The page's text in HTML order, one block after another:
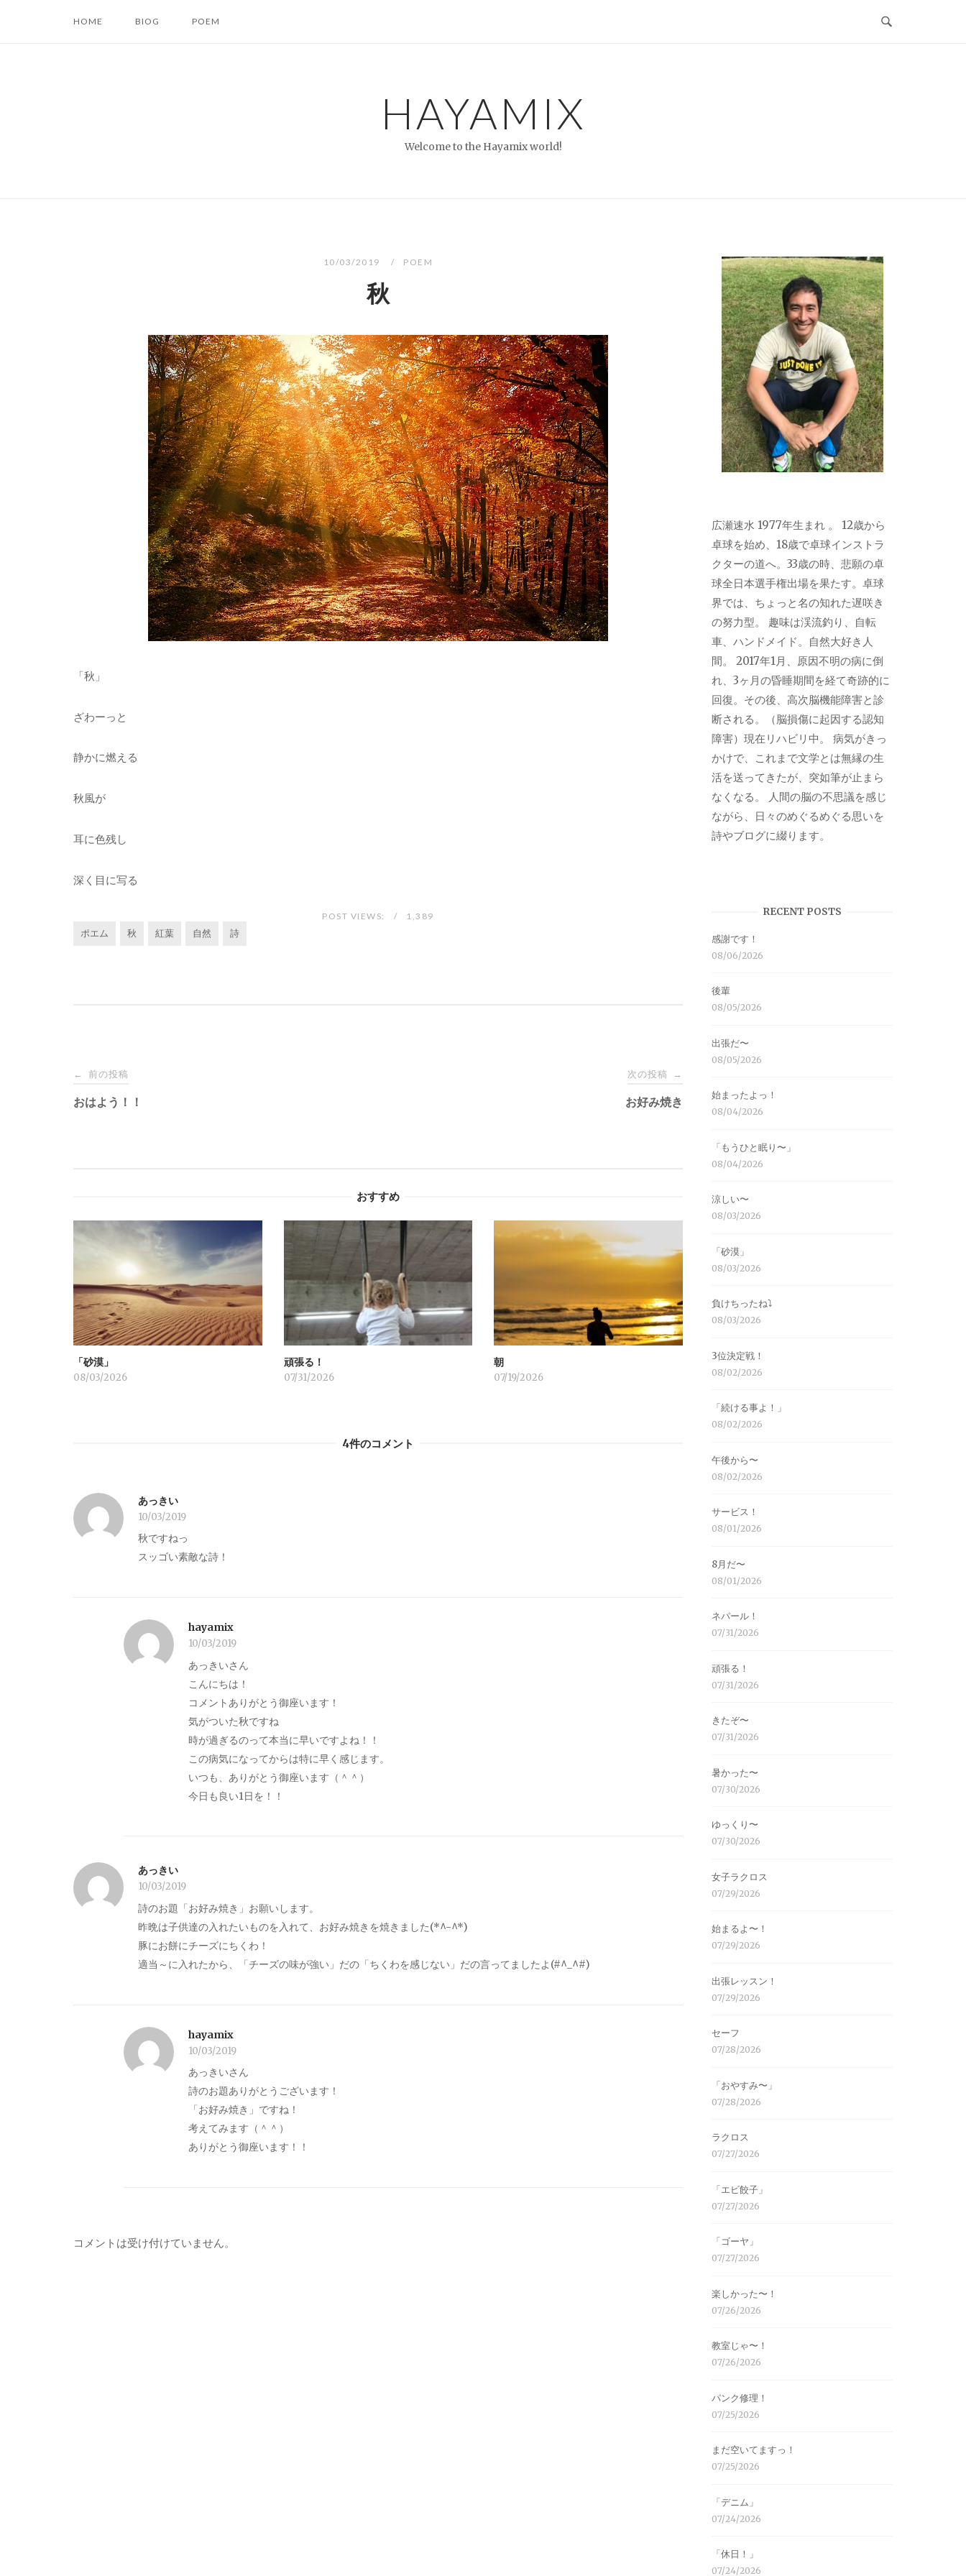
HOME BIOG POEM
HAYAMIX
Welcome to the Hayamix world!
10/03/2019 POEM
秋
「秋」
ざわーっと
静かに燃える
秋風が
耳に色残し
深く目に写る
POST VIEWS: 1,389
ポエム 秋 紅葉 自然 詩
投
稿
ゲ
ー
シ
ョ
ン
← 前の投稿
おはよう！！
次の投稿 →
お好み焼き
おすすめ
「砂漠」
08/03/2026
頑張る！
07/31/2026
朝
07/19/2026
4件のコメント
あっきい
10/03/2019
秋ですねっ
スッゴい素敵な詩！
hayamix
10/03/2019
あっきいさん
こんにちは！
コメントありがとう御座います！
気がついた秋ですね
時が過ぎるのって本当に早いですよね！！
この病気になってからは特に早く感じます。
いつも、ありがとう御座います（＾＾）
今日も良い1日を！！
あっきい
10/03/2019
詩のお題「お好み焼き」お願いします。
昨晩は子供達の入れたいものを入れて、お好み焼きを焼きました(*^-^*)
豚にお餅にチーズにちくわ！
適当～に入れたから、「チーズの味が強い」だの「ちくわを感じない」だの言ってましたよ(#^_^#)
hayamix
10/03/2019
あっきいさん
詩のお題ありがとうございます！
「お好み焼き」ですね！
考えてみます（＾＾）
ありがとう御座います！！
コメントは受け付けていません。
広瀬速水 1977年生まれ 。 12歳から
卓球を始め、18歳で卓球インストラ
クターの道へ。33歳の時、悲願の卓
球全日本選手権出場を果たす。卓球
界では、ちょっと名の知れた遅咲き
の努力型。 趣味は渓流釣り、自転
車、ハンドメイド。自然大好き人
間。 2017年1月、原因不明の病に倒
れ、3ヶ月の昏睡期間を経て奇跡的に
回復。その後、高次脳機能障害と診
断される。（脳損傷に起因する認知
障害）現在リハビリ中。 病気がきっ
かけで、これまで文学とは無縁の生
活を送ってきたが、突如筆が止まら
なくなる。 人間の脳の不思議を感じ
ながら、日々のめぐるめぐる思いを
詩やブログに綴ります。
RECENT POSTS
感謝です！
08/06/2026
後輩
08/05/2026
出張だ〜
08/05/2026
始まったよっ！
08/04/2026
「もうひと眠り〜」
08/04/2026
涼しい〜
08/03/2026
「砂漠」
08/03/2026
負けちったね⤵︎
08/03/2026
3位決定戦！
08/02/2026
「続ける事よ！」
08/02/2026
午後から〜
08/02/2026
サービス！
08/01/2026
8月だ〜
08/01/2026
ネパール！
07/31/2026
頑張る！
07/31/2026
きたぞ〜
07/31/2026
暑かった〜
07/30/2026
ゆっくり〜
07/30/2026
女子ラクロス
07/29/2026
始まるよ〜！
07/29/2026
出張レッスン！
07/29/2026
セーフ
07/28/2026
「おやすみ〜」
07/28/2026
ラクロス
07/27/2026
「エビ餃子」
07/27/2026
「ゴーヤ」
07/27/2026
楽しかった〜！
07/26/2026
教室じゃ〜！
07/26/2026
パンク修理！
07/25/2026
まだ空いてますっ！
07/25/2026
「デニム」
07/24/2026
「休日！」
07/24/2026